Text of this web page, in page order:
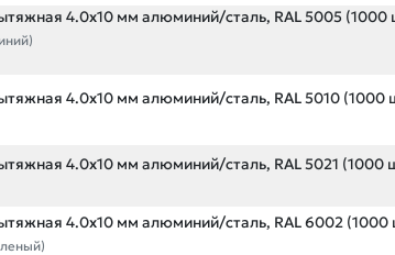
4.0х10 мм алюминий/сталь, RAL 5005 (1000
4.0х10 мм алюминий/сталь, RAL 5010 (1000
4.0х10 мм алюминий/сталь, RAL 5021 (1000
4.0х10 мм алюминий/сталь, RAL 6002 (1000